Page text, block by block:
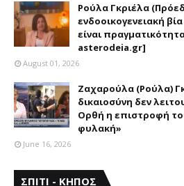
Ρούλα Γκριέλα
ενδοοικογενειακή
είναι
asterodeia.gr]
August 01, 2026
Ζαχαρούλα (Ρούλα)
δικαιοσύνη δεν
Ορθή η επιστροφή
φυλακή»
June 16, 2026
ΣΠΙΤΙ - ΚΗΠΟΣ